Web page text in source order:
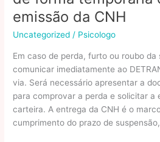
emissão da CNH
Uncategorized / Psicologo
Em caso de perda, furto ou roubo da
comunicar imediatamente ao
via. Será necessário apresentar a
para comprovar a perda e solicitar a
carteira. A entrega da CNH é o
cumprimento do prazo de